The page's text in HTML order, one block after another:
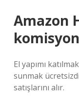
Amazon
El yapımı
sunmak
satışlarını alır.